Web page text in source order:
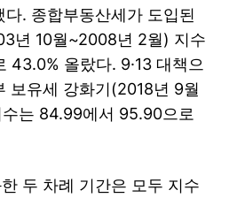
. 종합부동산세가 도입된
년 10월~2008년 2월) 지수
43.0% 올랐다. 9·13 대책으
보유세 강화기(2018년 9월
는 84.99에서 95.90으로
두 차례 기간은 모두 지수